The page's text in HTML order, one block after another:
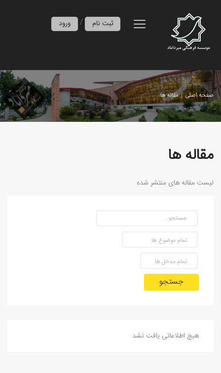
ورود / ثبت نام
صفحه اصلی مقاله ها
مقاله ها
لیست مقاله های منتشر شده
جستجو
هیچ اطلاعاتی یافت نشد